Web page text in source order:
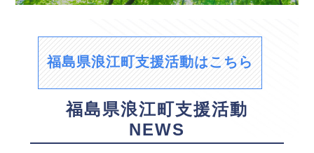
福島県浪江町支援活動はこちら
福島県浪江町支援活動
NEWS